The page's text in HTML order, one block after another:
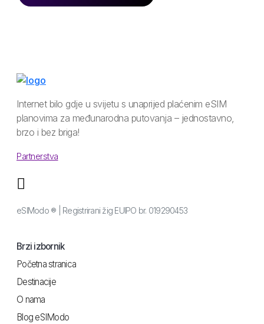
Internet bilo gdje u svijetu s unaprijed plaćenim eSIM
planovima za međunarodna putovanja – jednostavno,
brzo i bez briga!
Partnerstva
eSIModo ® | Registrirani žig EUIPO br. 019290453
Brzi izbornik
Početna stranica
Destinacije
O nama
Blog eSIModo